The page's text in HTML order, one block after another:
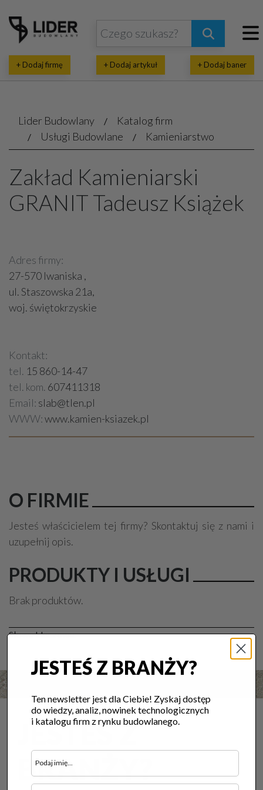
+ Dodaj firmę + Dodaj artykuł + Dodaj baner
Lider Budowlany
Katalog firm
Usługi Budowlane
Kamieniarstwo
Zakład Kamieniarski
GRANIT Tadeusz Książek
Adres firmy:
27-570 Iwaniska ,
ul. Staszowska 21a,
woj. świętokrzyskie
Kontakt:
tel. 15 860-14-47
tel. kom. 607411318
Email: slab@tlen.pl
WWW:www.kamien-ksiazek.pl
O FIRMIE
Jesteś właścicielem tej firmy? Skontaktuj się z nami i
uzupełnij opis.
PRODUKTY I USŁUGI
Brak produktów.
Słowa kluczowe:
JESTEŚ Z
BRANŻY?
JESTEŚ Z BRANŻY?
Ten newsletter jest dla Ciebie! Zyskaj dostęp
do wiedzy, analiz, nowinek technologicznych
i katalogu firm z rynku budowlanego.